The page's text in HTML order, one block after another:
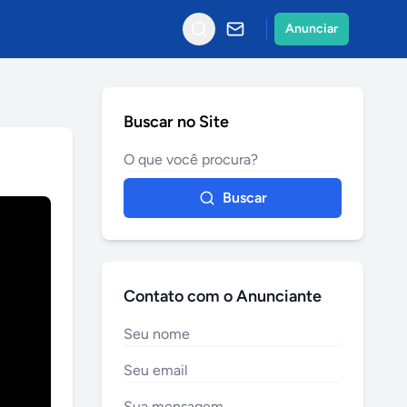
Anunciar
Buscar no Site
Buscar
Contato com o Anunciante